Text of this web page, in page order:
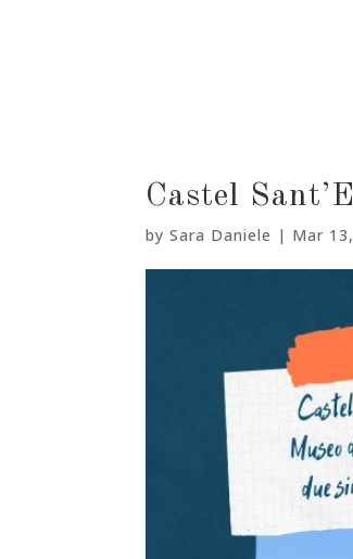
Castel
bySara Daniele | Mar